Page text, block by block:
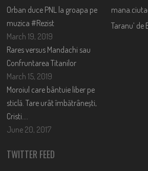
Orban duce PNL la groapa pe
muzica #Rezist
March 19, 2019
Rares versus Mandachi sau
Confruntarea Titanilor
March 15, 2019
Moroiul care bântuie liber pe
sticlă. Tare urât îmbătrânești,
Cristi….
June 20, 2017
Taranu’ de
TWITTER FEED